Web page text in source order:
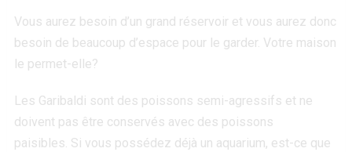
Vous aurez besoin d’un grand réservoir et vous aurez donc
besoin de beaucoup d’espace pour le garder. Votre maison
le permet-elle?
Les Garibaldi sont des poissons semi-agressifs et ne
doivent pas être conservés avec des poissons
paisibles. Si vous possédez déjà un aquarium, est-ce que